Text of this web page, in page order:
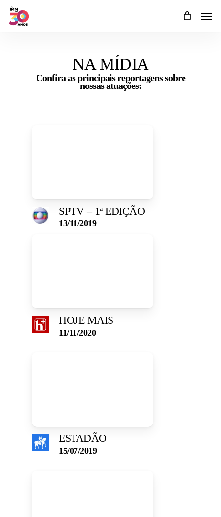
Skip
main
NA MÍDIA
Confira as principais reportagens sobre
nossas atuações:
SPTV – 1ª EDIÇÃO
13/11/2019
HOJE MAIS
11/11/2020
ESTADÃO
15/07/2019